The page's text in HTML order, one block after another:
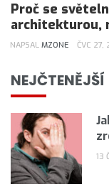
Proč se
architekturou,
NAPSAL MZONE ČVC 27,
NEJČTENĚJŠÍ
13